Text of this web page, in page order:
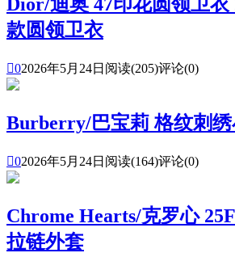
Dior/迪奥 47印花圆领卫衣
款圆领卫衣
02026年5月24日 阅读(205)评论(0)
Burberry/巴宝莉 格纹刺
02026年5月24日 阅读(164)评论(0)
Chrome Hearts/克罗心
拉链外套